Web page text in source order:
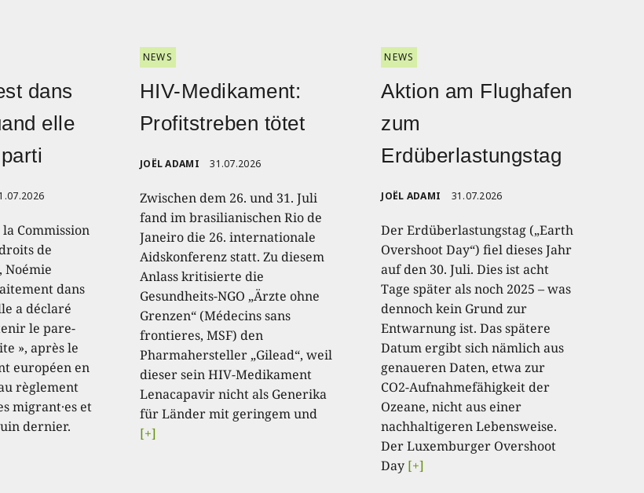
dans
elle
Commission
de
Noémie
dans
a déclaré
le pare-
», après le
européen en
règlement
migrant·es et
dernier.
NEWS
HIV-Medikament:
Profitstreben tötet
JOËL ADAMI 31.07.2026
Zwischen dem 26. und 31. Juli
fand im brasilianischen Rio de
Janeiro die 26. internationale
Aidskonferenz statt. Zu diesem
Anlass kritisierte die
Gesundheits-NGO „Ärzte ohne
Grenzen“ (Médecins sans
frontieres, MSF) den
Pharmahersteller „Gilead“, weil
dieser sein HIV-Medikament
Lenacapavir nicht als Generika
für Länder mit geringem und
[+]
NEWS
Aktion am Flughafen
zum
Erdüberlastungstag
JOËL ADAMI 31.07.2026
Der Erdüberlastungstag („Earth
Overshoot Day“) fiel dieses Jahr
auf den 30. Juli. Dies ist acht
Tage später als noch 2025 – was
dennoch kein Grund zur
Entwarnung ist. Das spätere
Datum ergibt sich nämlich aus
genaueren Daten, etwa zur
CO2-Aufnahmefähigkeit der
Ozeane, nicht aus einer
nachhaltigeren Lebensweise.
Der Luxemburger Overshoot
Day [+]